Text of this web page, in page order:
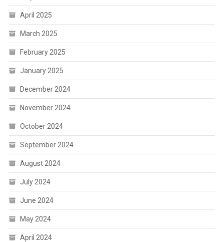
April 2025
March 2025
February 2025
January 2025
December 2024
November 2024
October 2024
September 2024
August 2024
July 2024
June 2024
May 2024
April 2024